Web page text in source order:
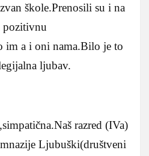
škole.Prenosili su i na
pozitivnu
im a i oni nama.Bilo je to
ljubav.
razred (IVa)
Ljubuški(društveni